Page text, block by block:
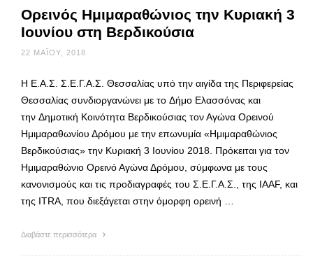
Ορεινός Ημιμαραθώνιος την Κυριακή 3
Ιουνίου στη Βερδικούσια
22 ΜΑΪ́ΟΥ, 2018
Η Ε.Α.Σ. Σ.Ε.Γ.Α.Σ. Θεσσαλίας υπό την αιγίδα της Περιφερείας
Θεσσαλίας συνδιοργανώνει με το Δήμο Ελασσόνας και
την Δημοτική Κοινότητα Βερδικούσιας τον Αγώνα Ορεινού
Ημιμαραθωνίου Δρόμου με την επωνυμία «Ημιμαραθώνιος
Βερδικούσιας» την Κυριακή 3 Ιουνίου 2018. Πρόκειται για τον
Ημιμαραθώνιο Ορεινό Αγώνα Δρόμου, σύμφωνα με τους
κανονισμούς και τις προδιαγραφές του Σ.Ε.Γ.Α.Σ., της IAAF, και
της ITRA, που διεξάγεται στην όμορφη ορεινή …
Διαβάστε περισσότερα